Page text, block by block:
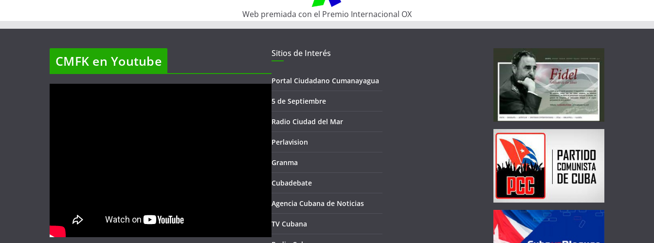
Web premiada con el Premio Internacional OX
CMFK en Youtube Sitios de Interés
Portal Ciudadano Cumanayagua
5 de Septiembre
Radio Ciudad del Mar
Perlavision
Granma
Cubadebate
Agencia Cubana de Noticias
TV Cubana